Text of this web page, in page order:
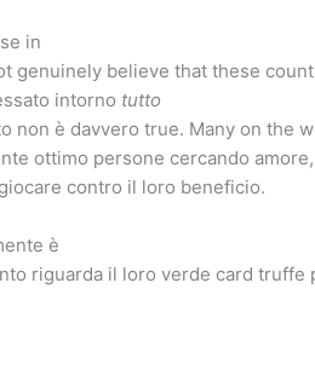
in
genuinely believe that these
intorno tutto
non è davvero true. Many on the
ottimo persone cercando
contro il loro beneficio.
è
riguarda il loro verde card truffe